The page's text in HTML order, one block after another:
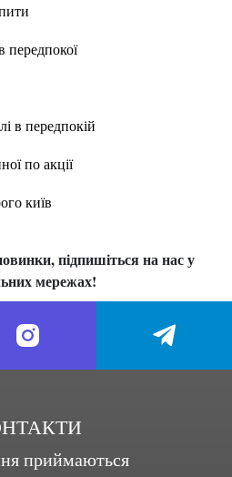
передпокої
в передпокій
по акції
київ
підпишіться на нас у
мережах!
приймаються